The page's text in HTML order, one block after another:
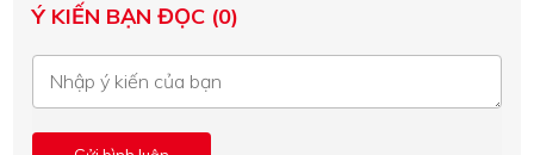
Ý KIẾN BẠN ĐỌC (0)